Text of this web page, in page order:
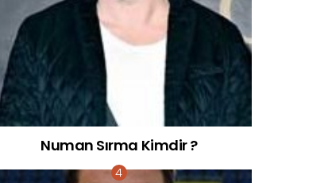
Numan Sırma Kimdir ?